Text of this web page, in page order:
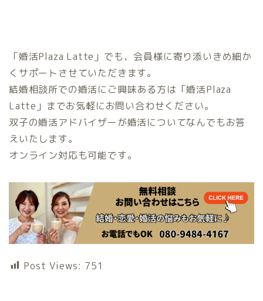
「婚活Plaza Latte」でも、会員様に寄り添いきめ細か
くサポートさせていただきます。
結婚相談所での婚活にご興味ある方は「婚活Plaza
Latte」までお気軽にお問い合わせください。
双子の婚活アドバイザーが婚活についてなんでもお答
えいたします。
オンライン対応も可能です。
Post Views: 751